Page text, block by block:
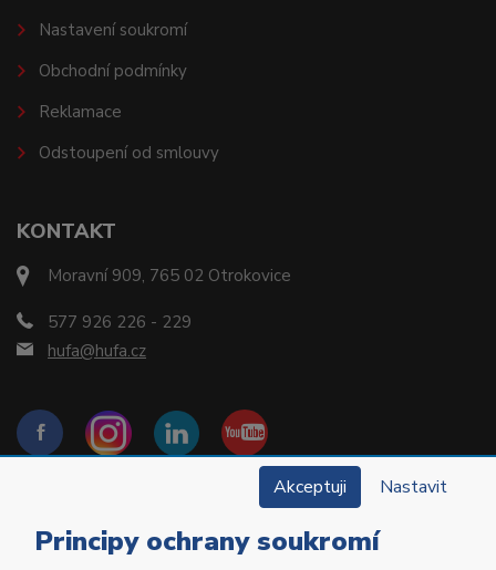
KONTAKT
Moravní 909, 765 02 Otrokovice
577 926 226 - 229
hufa@hufa.cz
Nastavení soukromí
Obchodní podmínky
Reklamace
Odstoupení od smlouvy
Akceptuji Nastavit
Principy ochrany soukromí